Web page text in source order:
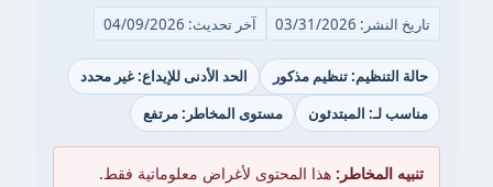
تاريخ النشر: 03/31/2026 آخر تحديث: 04/09/2026
حالة التنظيم: تنظيم مذكور
الحد الأدنى للإيداع: غير محدد
مناسب لـ: المبتدئون
مستوى المخاطر: مرتفع
تنبيه المخاطر: هذا المحتوى لأغراض معلوماتية فقط.